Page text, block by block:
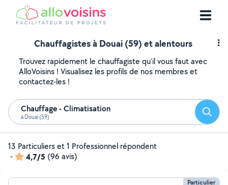
Chauffagistes à Douai (59) et alentours
Trouvez rapidement le chauffagiste qu'il vous faut avec
AlloVoisins ! Visualisez les profils de nos membres et
contactez-les !
Chauffage - Climatisation
à Douai (59)
13 Particuliers et 1 Professionnel répondent
-
4,7/5 (96 avis)
Particulier